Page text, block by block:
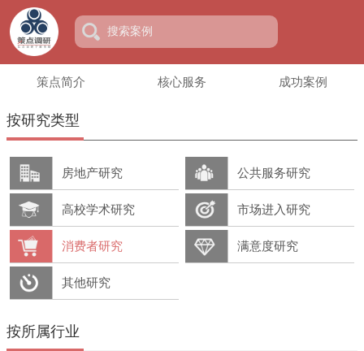
策点简介 核心服务 成功案例
按研究类型
房地产研究 公共服务研究
高校学术研究 市场进入研究
消费者研究 满意度研究
其他研究
按所属行业